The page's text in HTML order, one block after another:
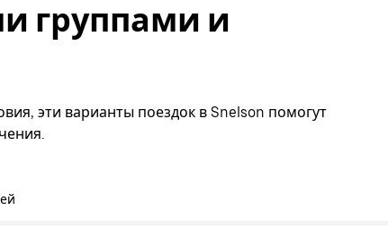
группами и
эти варианты поездок в Snelson помогут